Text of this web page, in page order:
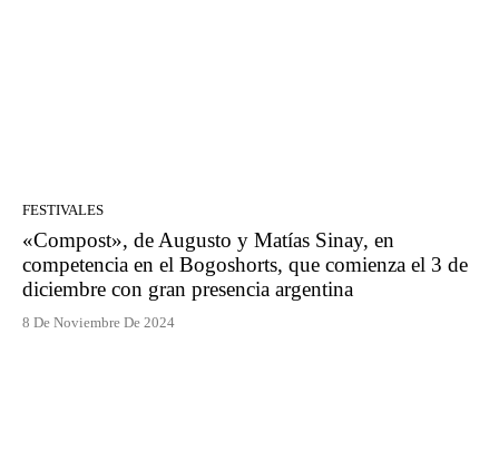
FESTIVALES
«Compost», de Augusto y Matías Sinay, en
competencia en el Bogoshorts, que comienza el 3 de
diciembre con gran presencia argentina
8 De Noviembre De 2024